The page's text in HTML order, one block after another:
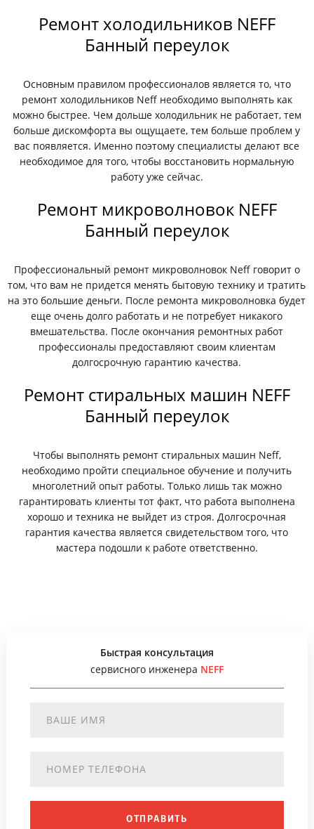
Ремонт холодильников NEFF
Банный переулок
Основным правилом профессионалов является то, что
ремонт холодильников Neff необходимо выполнять как
можно быстрее. Чем дольше холодильник не работает, тем
больше дискомфорта вы ощущаете, тем больше проблем у
вас появляется. Именно поэтому специалисты делают все
необходимое для того, чтобы восстановить нормальную
работу уже сейчас.
Ремонт микроволновок NEFF
Банный переулок
Профессиональный ремонт микроволновок Neff говорит о
том, что вам не придется менять бытовую технику и тратить
на это большие деньги. После ремонта микроволновка будет
еще очень долго работать и не потребует никакого
вмешательства. После окончания ремонтных работ
профессионалы предоставляют своим клиентам
долгосрочную гарантию качества.
Ремонт стиральных машин NEFF
Банный переулок
Чтобы выполнять ремонт стиральных машин Neff,
необходимо пройти специальное обучение и получить
многолетний опыт работы. Только лишь так можно
гарантировать клиенты тот факт, что работа выполнена
хорошо и техника не выйдет из строя. Долгосрочная
гарантия качества является свидетельством того, что
мастера подошли к работе ответственно.
Быстрая консультация
сервисного инженера NEFF
ОТПРАВИТЬ